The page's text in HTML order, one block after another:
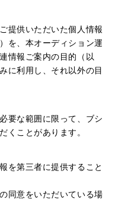
提供いただいた個人情報
を、本オーディション運
情報ご案内の目的（以
に利用し、それ以外の目
要な範囲に限って、ブシ
くことがあります。
を第三者に提供すること
同意をいただいている場